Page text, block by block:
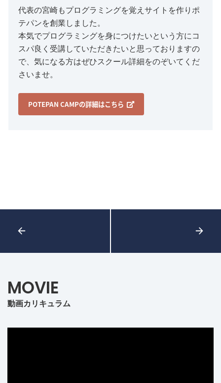
代表の宮崎もプログラミングを覚えサイトを作りポ
テパンを創業しました。
本気でプログラミングを身につけたいという方にコ
スパ良く受講していただきたいと思っておりますの
で、気になる方はぜひスクール詳細をのぞいてくだ
さいませ。
POTEPAN CAMPの詳細はこちら
MOVIE
動画カリキュラム